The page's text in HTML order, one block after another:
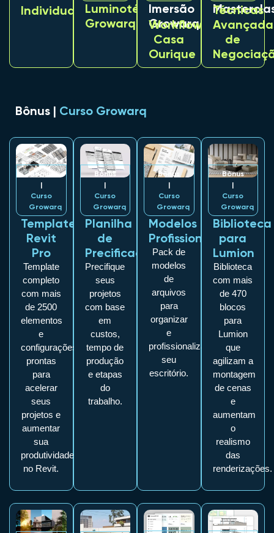
Individual
Luminotécnico
Growarq
Imersão
Growarq
Workflow
Casa
Ourique
Técnicas
de
Bônus | Curso Growarq
Bônus
|
Curso
Growarq
Template
Revit
Pro
Template
completo
com mais
de 2500
elementos
e
configurações
prontas
para
acelerar
seus
projetos e
aumentar
sua
produtividade
no Revit.
Bônus
|
Curso
Growarq
Planilha
de
Precificação
Precifique
seus
projetos
com base
em
custos,
tempo de
produção
e etapas
do
trabalho.
Bônus
|
Curso
Growarq
Modelos
Profissionais
Pack de
modelos
de
arquivos
para
organizar
e
profissionalizar
seu
escritório.
Bônus
|
Curso
Growarq
Biblioteca
para
Lumion
Biblioteca
com mais
de 470
blocos
para
Lumion
que
agilizam a
montagem
de cenas
e
aumentam
o
realismo
das
renderizações.